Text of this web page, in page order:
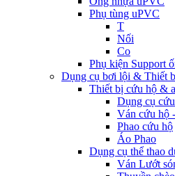
Phụ tùng uPVC
T
Nối
Co
Phụ kiện Support
Dụng cụ bơi lội & Thiết
Thiết bị cứu hộ &
Dụng cụ
Ván cứu hộ
Phao cứu hộ
Áo Phao
Dụng cụ thể thao
Ván Lướt